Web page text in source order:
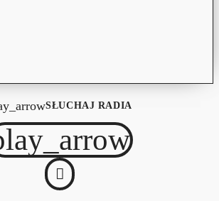
SŁUCHAJ RADIA